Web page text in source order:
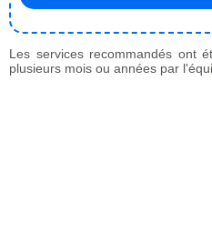
Les services recommandés ont
plusieurs mois ou années par